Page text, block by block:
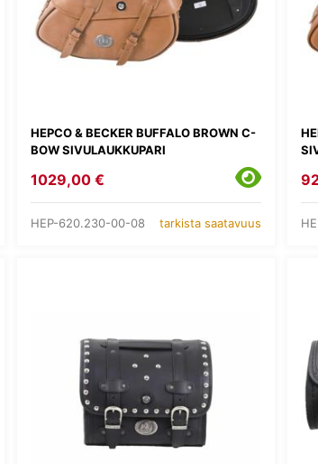
HEPCO & BECKER BUFFALO BROWN C-
BOW SIVULAUKKUPARI
1029,00 €
HEP-620.230-00-08 tarkista saatavuus